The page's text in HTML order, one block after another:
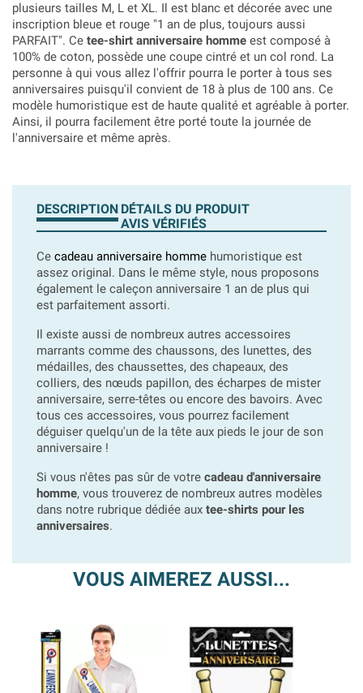
plusieurs tailles M, L et XL. Il est blanc et décorée avec une
inscription bleue et rouge "1 an de plus, toujours aussi
PARFAIT". Ce tee-shirt anniversaire homme est composé à
100% de coton, possède une coupe cintré et un col rond. La
personne à qui vous allez l'offrir pourra le porter à tous ses
anniversaires puisqu'il convient de 18 à plus de 100 ans. Ce
modèle humoristique est de haute qualité et agréable à porter.
Ainsi, il pourra facilement être porté toute la journée de
l'anniversaire et même après.
DESCRIPTION DÉTAILS DU PRODUIT
AVIS VÉRIFIÉS
Ce cadeau anniversaire homme humoristique est
assez original. Dans le même style, nous proposons
également le caleçon anniversaire 1 an de plus qui
est parfaitement assorti.
Il existe aussi de nombreux autres accessoires
marrants comme des chaussons, des lunettes, des
médailles, des chaussettes, des chapeaux, des
colliers, des nœuds papillon, des écharpes de mister
anniversaire, serre-têtes ou encore des bavoirs. Avec
tous ces accessoires, vous pourrez facilement
déguiser quelqu'un de la tête aux pieds le jour de son
anniversaire !
Si vous n'êtes pas sûr de votre cadeau d'anniversaire
homme, vous trouverez de nombreux autres modèles
dans notre rubrique dédiée aux tee-shirts pour les
anniversaires.
VOUS AIMEREZ AUSSI...